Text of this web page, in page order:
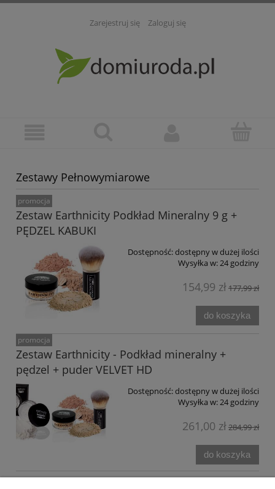
Zarejestruj się Zaloguj się
Zestawy Pełnowymiarowe
Zestaw Earthnicity Podkład Mineralny 9 g +
PĘDZEL KABUKI
Dostępność:dostępny w dużej ilości
Wysyłka w:24 godziny
154,99 zł177,99 zł
do koszyka
promocja
Zestaw Earthnicity - Podkład mineralny +
pędzel + puder VELVET HD
Dostępność:dostępny w dużej ilości
Wysyłka w:24 godziny
261,00 zł284,99 zł
do koszyka
promocja